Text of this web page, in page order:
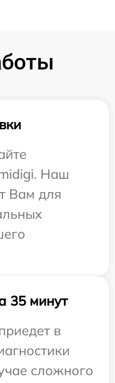
Наш
Вам для
35 минут
в
сложного